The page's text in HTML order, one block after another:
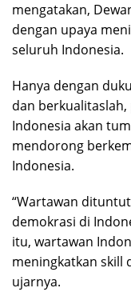
mengatakan,
dengan upaya
seluruh Indonesia.
Hanya dengan
dan
Indonesia akan
mendorong
Indonesia.
“Wartawan
demokrasi di
itu, wartawan
meningkatkan skill
ujarnya.